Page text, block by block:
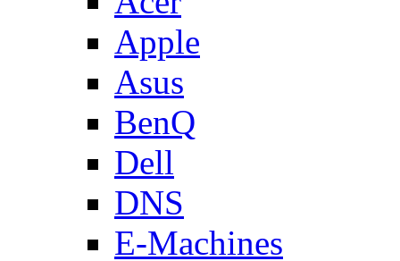
Apple
Asus
BenQ
Dell
DNS
E-Machines